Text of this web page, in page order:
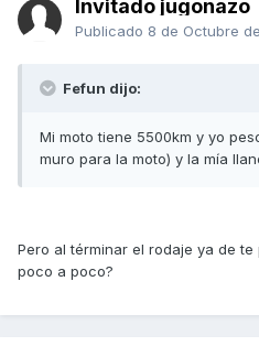
Invitado jugonazo
Publicado 8 de Octubre
Fefun dijo:
Mi moto tiene 5500km y yo
muro para la moto) y la mía
Pero al términar el rodaje ya de
poco a poco?